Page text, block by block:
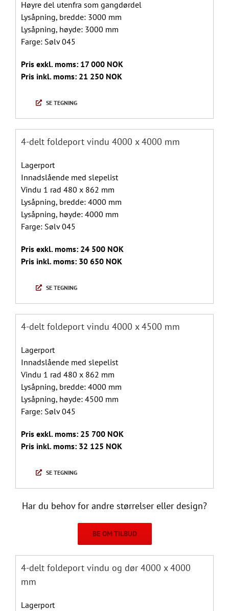
Høyre del utenfra som gangdørdel
Lysåpning, bredde: 3000 mm
Lysåpning, høyde: 3000 mm
Farge: Sølv 045
Pris exkl. moms: 17 000 NOK
Pris inkl. moms: 21 250 NOK
SE TEGNING
4-delt foldeport vindu 4000 x 4000 mm
Lagerport
Innadslående med slepelist
Vindu 1 rad 480 x 862 mm
Lysåpning, bredde: 4000 mm
Lysåpning, høyde: 4000 mm
Farge: Sølv 045
Pris exkl. moms: 24 500 NOK
Pris inkl. moms: 30 650 NOK
SE TEGNING
4-delt foldeport vindu 4000 x 4500 mm
Lagerport
Innadslående med slepelist
Vindu 1 rad 480 x 862 mm
Lysåpning, bredde: 4000 mm
Lysåpning, høyde: 4500 mm
Farge: Sølv 045
Pris exkl. moms: 25 700 NOK
Pris inkl. moms: 32 125 NOK
SE TEGNING
Har du behov for andre størrelser eller design?
BE OM TILBUD
4-delt foldeport vindu og dør 4000 x 4000
mm
Lagerport